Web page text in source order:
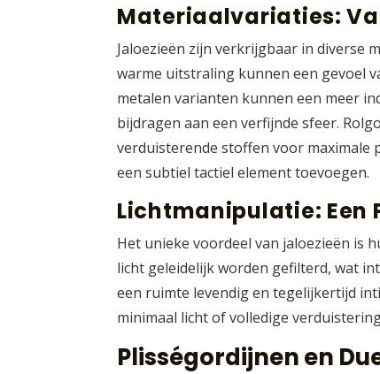
Materiaalvariaties:
Jaloezieën zijn verkrijgbaar in diverse
warme uitstraling kunnen een gevoel
metalen varianten kunnen een meer
bijdragen aan een verfijnde sfeer.
verduisterende stoffen voor maximale
een subtiel tactiel element toevoegen.
Lichtmanipulatie: Een
Het unieke voordeel van jaloezieën is
licht geleidelijk worden gefilterd, wat
een ruimte levendig en tegelijkertijd
minimaal licht of volledige
Plisségordijnen en